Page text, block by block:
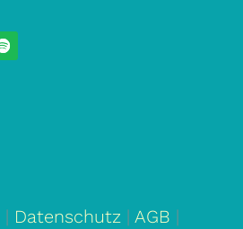
| Datenschutz| AGB |